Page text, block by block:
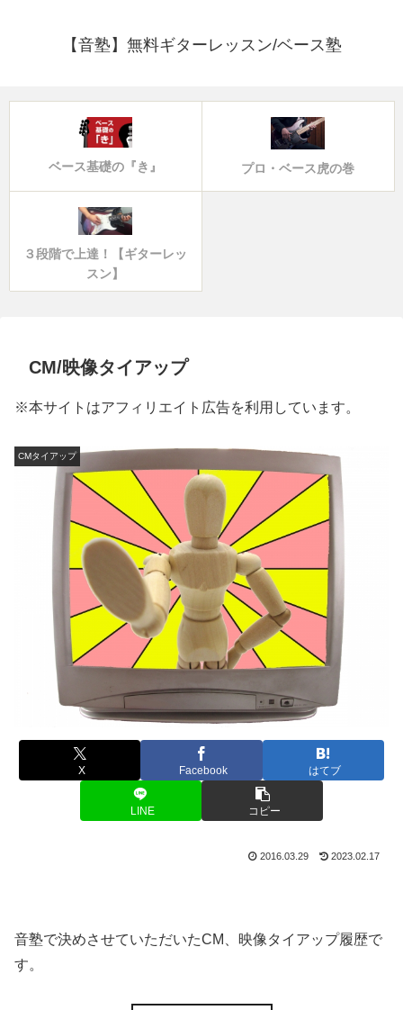
【音塾】無料ギターレッスン/ベース塾
ベース基礎の『き』 プロ・ベース虎の巻
３段階で上達！【ギターレッ
スン】
CM/映像タイアップ
※本サイトはアフィリエイト広告を利用しています。
CMタイアップ
X Facebook はてブ
LINE コピー
2016.03.29 2023.02.17
音塾で決めさせていただいたCM、映像タイアップ履歴で
す。